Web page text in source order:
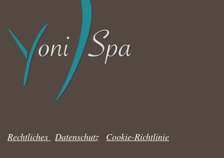
Rechtliches Datenschutz Cookie-Richtlinie